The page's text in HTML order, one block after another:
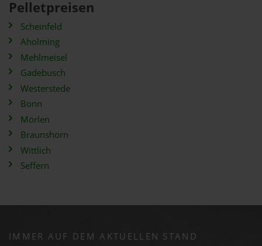
Pelletpreisen
Scheinfeld
Aholming
Mehlmeisel
Gadebusch
Westerstede
Bonn
Mörlen
Braunshorn
Wittlich
Seffern
IMMER AUF DEM AKTUELLEN STAND